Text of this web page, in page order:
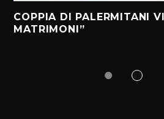
COPPIA DI PALERMITANI
MATRIMONI”